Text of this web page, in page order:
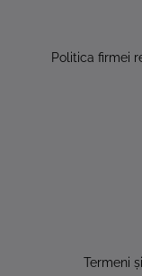
Politica firmei
Termeni